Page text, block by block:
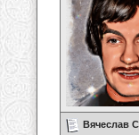
Вячеслав